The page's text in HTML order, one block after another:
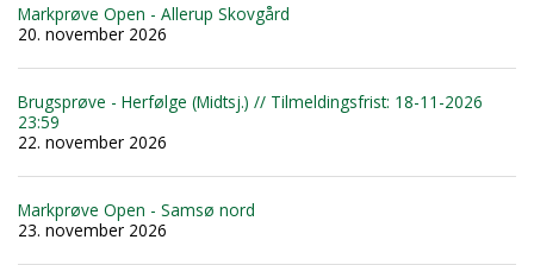
Markprøve Open - Allerup Skovgård
20. november 2026
Brugsprøve - Herfølge (Midtsj.) // Tilmeldingsfrist: 18-11-2026
23:59
22. november 2026
Markprøve Open - Samsø nord
23. november 2026